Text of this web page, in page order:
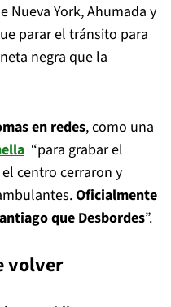
Nueva York, Ahumada y
parar el tránsito para
negra que la
en redes, como una
“para grabar el
centro cerraron y
Oficialmente
que Desbordes”.
volver